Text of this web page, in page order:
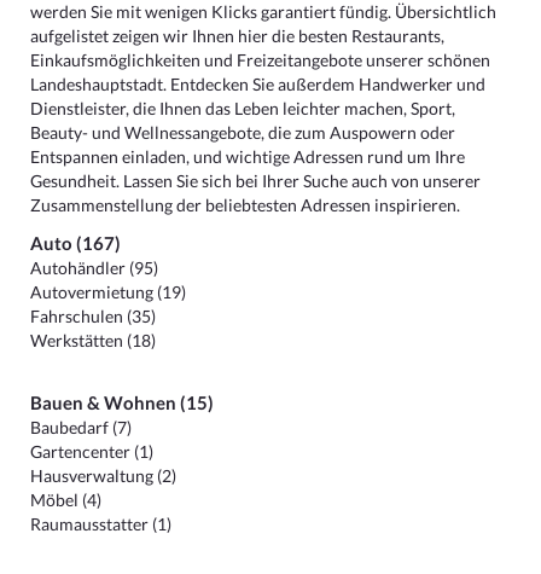
werden Sie mit wenigen Klicks garantiert fündig. Übersichtlich
aufgelistet zeigen wir Ihnen hier die besten Restaurants,
Einkaufsmöglichkeiten und Freizeitangebote unserer schönen
Landeshauptstadt. Entdecken Sie außerdem Handwerker und
Dienstleister, die Ihnen das Leben leichter machen, Sport,
Beauty- und Wellnessangebote, die zum Auspowern oder
Entspannen einladen, und wichtige Adressen rund um Ihre
Gesundheit. Lassen Sie sich bei Ihrer Suche auch von unserer
Zusammenstellung der beliebtesten Adressen inspirieren.
Auto (167)
Autohändler (95)
Autovermietung (19)
Fahrschulen (35)
Werkstätten (18)
Bauen & Wohnen (15)
Baubedarf (7)
Gartencenter (1)
Hausverwaltung (2)
Möbel (4)
Raumausstatter (1)